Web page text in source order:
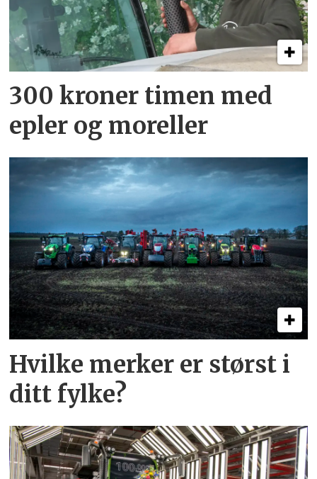
300 kroner timen med
epler og moreller
Hvilke merker er størst i
ditt fylke?